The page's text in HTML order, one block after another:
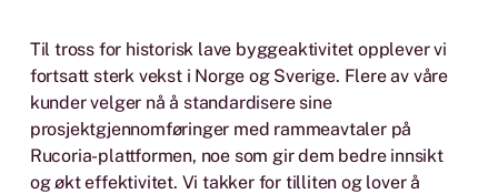
Til tross for historisk lave byggeaktivitet opplever vi
fortsatt sterk vekst i Norge og Sverige. Flere av våre
kunder velger nå å standardisere sine
prosjektgjennomføringer med rammeavtaler på
Rucoria-plattformen, noe som gir dem bedre innsikt
og økt effektivitet. Vi takker for tilliten og lover å